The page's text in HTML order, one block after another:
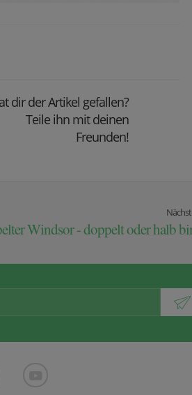
dir der Artikel gefallen?
Teile ihn mit deinen
Freunden!
Windsor - doppelt oder halb